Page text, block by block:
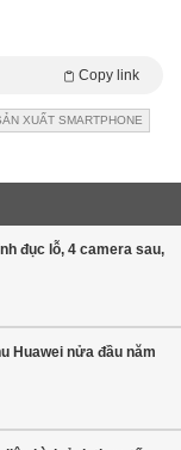
Copy link
XUẤT SMARTPHONE
đục lỗ, 4 camera sau,
Huawei nửa đầu năm